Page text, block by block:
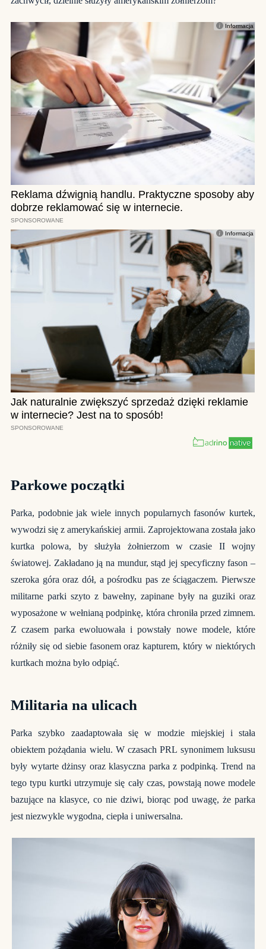
Parkowe początki
Parka, podobnie jak wiele innych popularnych fasonów kurtek,
wywodzi się z amerykańskiej armii. Zaprojektowana została jako
kurtka polowa, by służyła żołnierzom w czasie II wojny
światowej. Zakładano ją na mundur, stąd jej specyficzny fason –
szeroka góra oraz dół, a pośrodku pas ze ściągaczem. Pierwsze
militarne parki szyto z bawełny, zapinane były na guziki oraz
wyposażone w wełnianą podpinkę, która chroniła przed zimnem.
Z czasem parka ewoluowała i powstały nowe modele, które
różniły się od siebie fasonem oraz kapturem, który w niektórych
kurtkach można było odpiąć.
Militaria na ulicach
Parka szybko zaadaptowała się w modzie miejskiej i stała
obiektem pożądania wielu. W czasach PRL synonimem luksusu
były wytarte dżinsy oraz klasyczna parka z podpinką. Trend na
tego typu kurtki utrzymuje się cały czas, powstają nowe modele
bazujące na klasyce, co nie dziwi, biorąc pod uwagę, że parka
jest niezwykle wygodna, ciepła i uniwersalna.